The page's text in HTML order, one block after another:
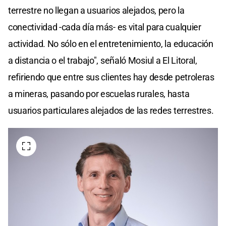
terrestre no llegan a usuarios alejados, pero la
conectividad -cada día más- es vital para cualquier
actividad. No sólo en el entretenimiento, la educación
a distancia o el trabajo", señaló Mosiul a El Litoral,
refiriendo que entre sus clientes hay desde petroleras
a mineras, pasando por escuelas rurales, hasta
usuarios particulares alejados de las redes terrestres.